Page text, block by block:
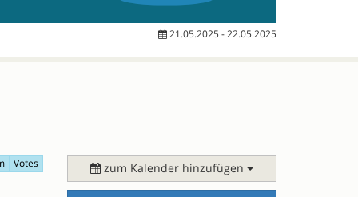
21.05.2025 - 22.05.2025
Votes zum Kalender hinzufügen